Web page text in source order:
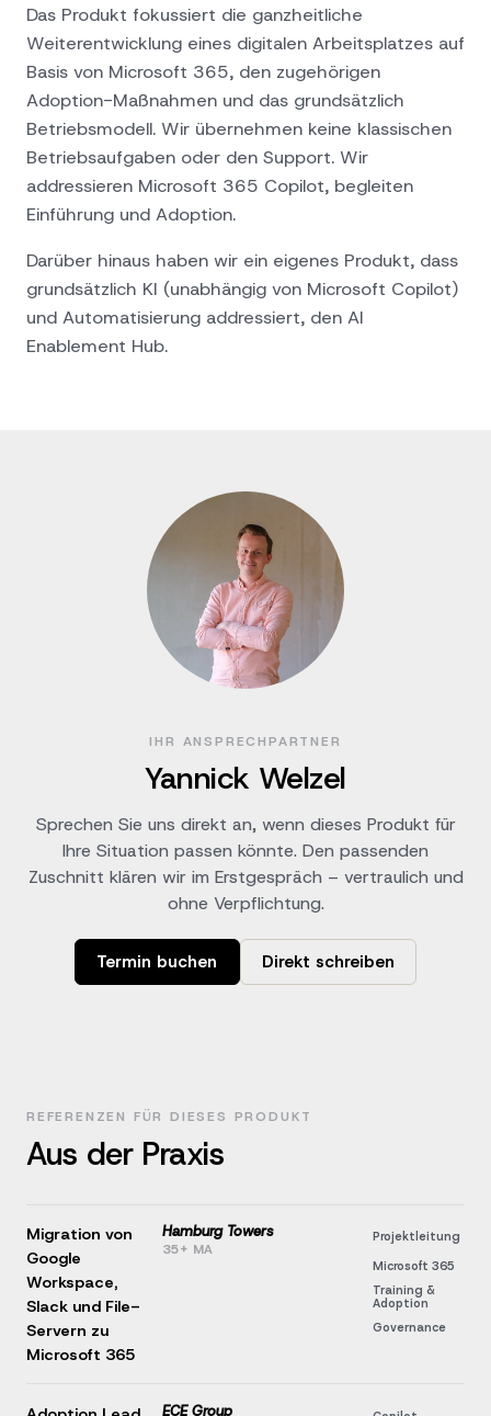
Das Produkt fokussiert die ganzheitliche
Weiterentwicklung eines digitalen Arbeitsplatzes auf
Basis von Microsoft 365, den zugehörigen
Adoption-Maßnahmen und das grundsätzlich
Betriebsmodell. Wir übernehmen keine klassischen
Betriebsaufgaben oder den Support. Wir
addressieren Microsoft 365 Copilot, begleiten
Einführung und Adoption.
Darüber hinaus haben wir ein eigenes Produkt, dass
grundsätzlich KI (unabhängig von Microsoft Copilot)
und Automatisierung addressiert, den AI
Enablement Hub.
IHR ANSPRECHPARTNER
Yannick Welzel
Sprechen Sie uns direkt an, wenn dieses Produkt für
Ihre Situation passen könnte. Den passenden
Zuschnitt klären wir im Erstgespräch – vertraulich und
ohne Verpflichtung.
Termin buchen Direkt schreiben
REFERENZEN FÜR DIESES PRODUKT
Aus der Praxis
Migration von
Google
Workspace,
Slack und File-
Servern zu
Microsoft 365
Hamburg Towers
35+ MA
Projektleitung
Microsoft 365
Training &
Adoption
Governance
ECE Group